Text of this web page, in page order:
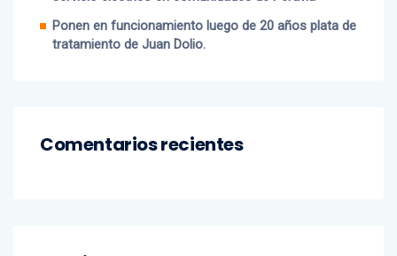
Ponen en funcionamiento luego de 20 años plata de
tratamiento de Juan Dolio.
Comentarios recientes